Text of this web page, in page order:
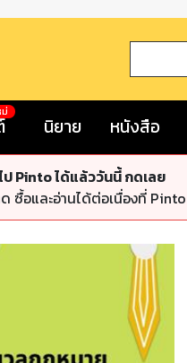
นิยาย หนังสือ
ป Pinto ได้แล้ววันนี้ กดเลย
ซื้อและอ่านได้ต่อเนื่องที่ Pinto